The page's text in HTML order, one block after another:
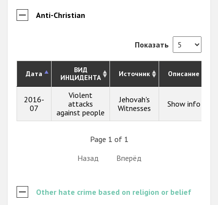
Anti-Christian
Показать
Дата
ВИД
ИНЦИДЕНТА
Источник Описание
2016-
07
Violent
attacks
against people
Jehovah's
Witnesses
Show info
Page 1 of 1
Назад
Вперёд
Other hate crime based on religion or belief